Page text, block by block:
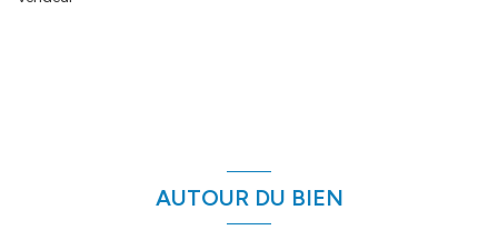
AUTOUR DU BIEN